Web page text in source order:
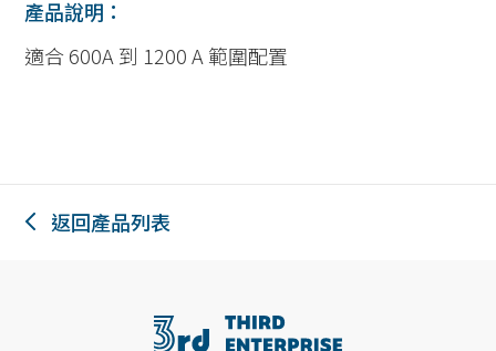
產品說明：
適合 600A 到 1200 A 範圍配置
返回產品列表